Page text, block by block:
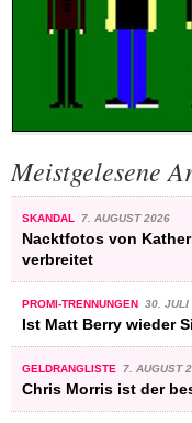
Meistgelesene
SKANDAL 7. AUGUST 2026
Nacktfotos von
verbreitet
PROMI-TRENNUNGEN 30. JULI
Ist Matt Berry wieder
GELDRANGLISTE 7. AUGUST
Chris Morris ist der